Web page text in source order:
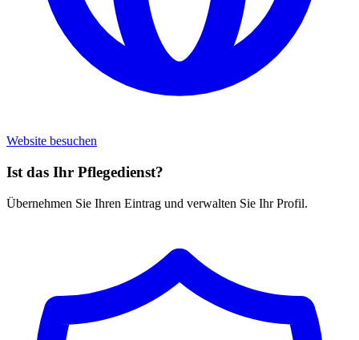
Website besuchen
Ist das Ihr Pflegedienst?
Übernehmen Sie Ihren Eintrag und verwalten Sie Ihr Profil.